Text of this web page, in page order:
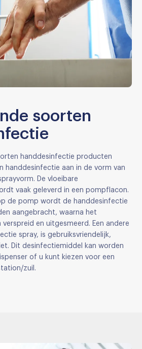
soorten
handdesinfectie producten
handdesinfectie aan in de vorm van
De vloeibare
vaak geleverd in een pompflacon.
de pomp wordt de handdesinfectie
aangebracht, waarna het
en uitgesmeerd. Een andere
spray, is gebruiksvriendelijk,
Dit desinfectiemiddel kan worden
of u kunt kiezen voor een
zuil.